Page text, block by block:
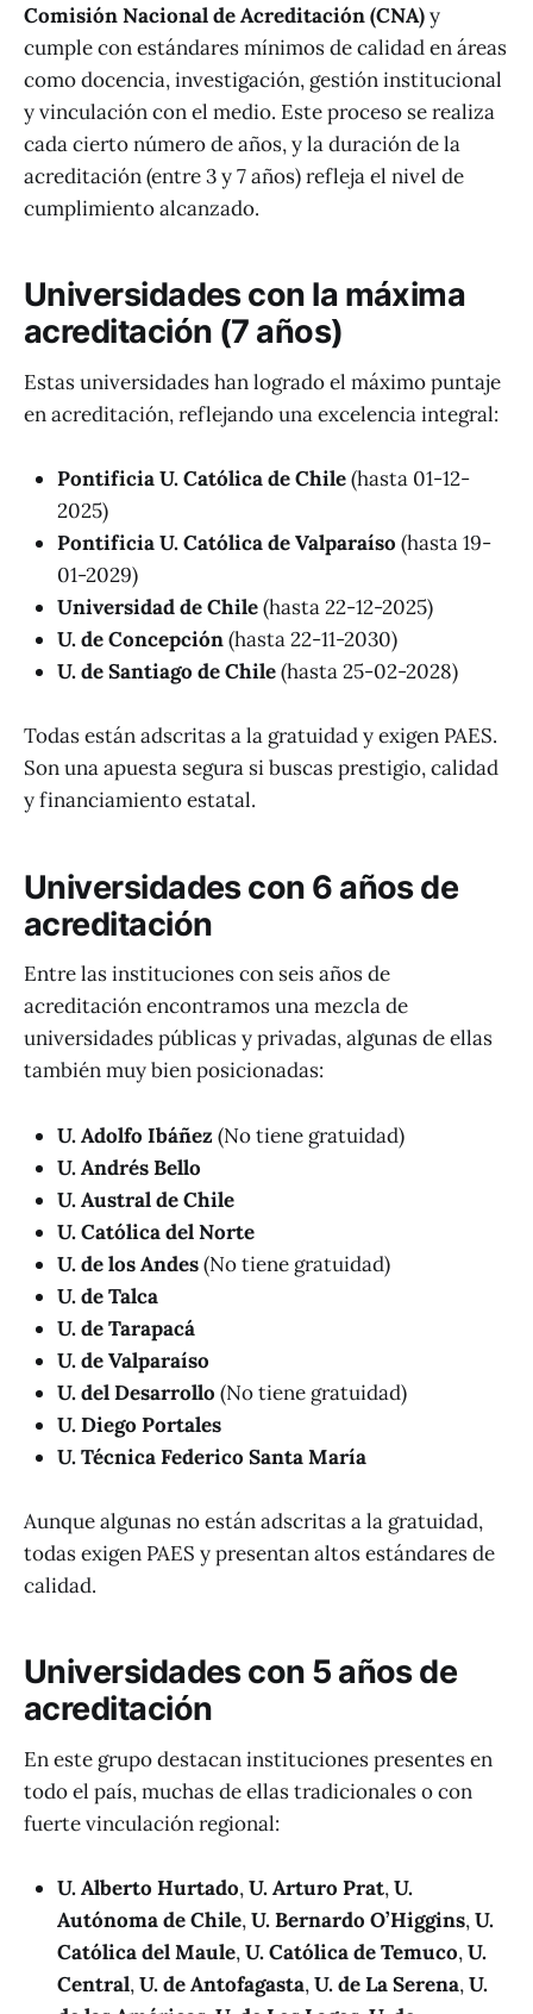
Comisión Nacional de Acreditación (CNA)y
cumple con estándares mínimos de calidad en áreas
como docencia, investigación, gestión institucional
y vinculación con el medio. Este proceso se realiza
cada cierto número de años, y la duración de la
acreditación (entre 3 y 7 años) refleja el nivel de
cumplimiento alcanzado.
Universidades con la máxima
acreditación (7 años)
Estas universidades han logrado el máximo puntaje
en acreditación, reflejando una excelencia integral:
Pontificia U. Católica de Chile(hasta 01-12-
2025)
Pontificia U. Católica de Valparaíso (hasta 19-
01-2029)
Universidad de Chile(hasta 22-12-2025)
U. de Concepción(hasta 22-11-2030)
U. de Santiago de Chile(hasta 25-02-2028)
Todas están adscritas a la gratuidad y exigen PAES.
Son una apuesta segura si buscas prestigio, calidad
y financiamiento estatal.
Universidades con 6 años de
acreditación
Entre las instituciones con seis años de
acreditación encontramos una mezcla de
universidades públicas y privadas, algunas de ellas
también muy bien posicionadas:
U. Adolfo Ibáñez(No tiene gratuidad)
U. Andrés Bello
U. Austral de Chile
U. Católica del Norte
U. de los Andes(No tiene gratuidad)
U. de Talca
U. de Tarapacá
U. de Valparaíso
U. del Desarrollo (No tiene gratuidad)
U. Diego Portales
U. Técnica Federico Santa María
Aunque algunas no están adscritas a la gratuidad,
todas exigen PAES y presentan altos estándares de
calidad.
Universidades con 5 años de
acreditación
En este grupo destacan instituciones presentes en
todo el país, muchas de ellas tradicionales o con
fuerte vinculación regional:
U. Alberto Hurtado,U. Arturo Prat,U.
Autónoma de Chile,U. Bernardo O’Higgins,U.
Católica del Maule,U. Católica de Temuco,U.
Central,U. de Antofagasta,U. de La Serena,U.